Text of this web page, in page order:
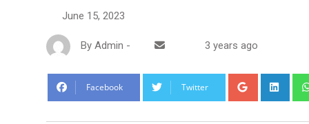
June 15, 2023
By Admin - 3 years ago
Facebook Twitter Google+